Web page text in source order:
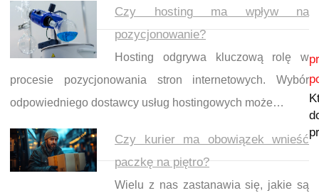
Czy hosting ma wpływ na
pozycjonowanie?
Hosting odgrywa kluczową rolę w
procesie pozycjonowania stron internetowych. Wybór
odpowiedniego dostawcy usług hostingowych może…
Czy kurier ma obowiązek wnieść
paczkę na piętro?
Wielu z nas zastanawia się, jakie są
Nawigacja wpisu